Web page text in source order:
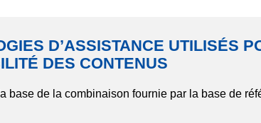
D’ASSISTANCE UTILISÉS
DES CONTENUS
base de la combinaison fournie par la base de